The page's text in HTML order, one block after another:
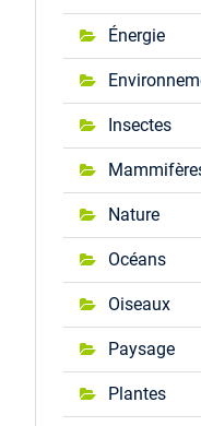
Énergie
Insectes
Nature
Océans
Oiseaux
Paysage
Plantes